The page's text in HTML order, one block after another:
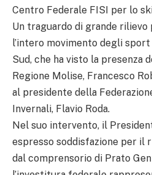
Centro Federale FISI per lo
Un traguardo di grande
l’intero movimento degli
Sud, che ha visto la presenza
Regione Molise, Francesco
al presidente della
Invernali, Flavio Roda.
Nel suo intervento, il
espresso soddisfazione per il
dal comprensorio di Prato